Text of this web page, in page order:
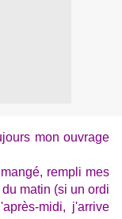
mon ouvrage
rempli mes
matin (si un ordi
midi, j'arrive